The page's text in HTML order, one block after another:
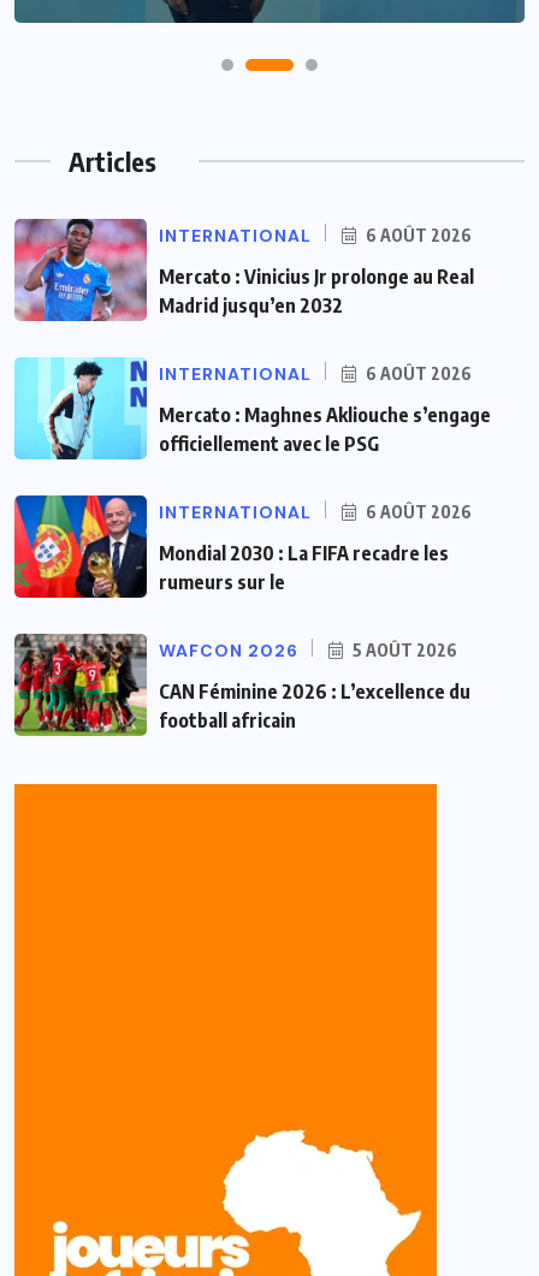
Articles
INTERNATIONAL 6 AOÛT 2026
Mercato : Vinicius Jr prolonge au Real
Madrid jusqu’en 2032
INTERNATIONAL 6 AOÛT 2026
Mercato : Maghnes Akliouche s’engage
officiellement avec le PSG
INTERNATIONAL 6 AOÛT 2026
Mondial 2030 : La FIFA recadre les
rumeurs sur le
WAFCON 2026 5 AOÛT 2026
CAN Féminine 2026 : L’excellence du
football africain